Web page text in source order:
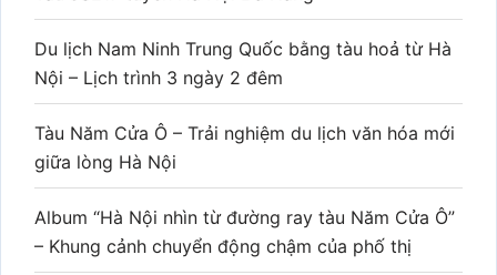
Du lịch Nam Ninh Trung Quốc bằng tàu hoả từ Hà
Nội – Lịch trình 3 ngày 2 đêm
Tàu Năm Cửa Ô – Trải nghiệm du lịch văn hóa mới
giữa lòng Hà Nội
Album “Hà Nội nhìn từ đường ray tàu Năm Cửa Ô”
– Khung cảnh chuyển động chậm của phố thị